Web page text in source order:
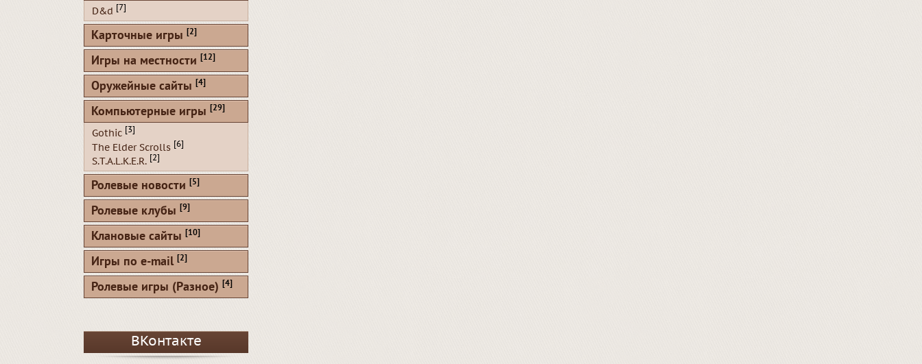
D&d [7]
Карточные игры [2]
Игры на местности [12]
Оружейные сайты [4]
Компьютерные игры [29]
Gothic [3]
The Elder Scrolls [6]
S.T.A.L.K.E.R. [2]
Ролевые новости [5]
Ролевые клубы [9]
Клановые сайты [10]
Игры по e-mail [2]
Ролевые игры (Разное) [4]
ВКонтакте